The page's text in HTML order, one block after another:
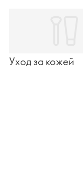
Уход за кожей